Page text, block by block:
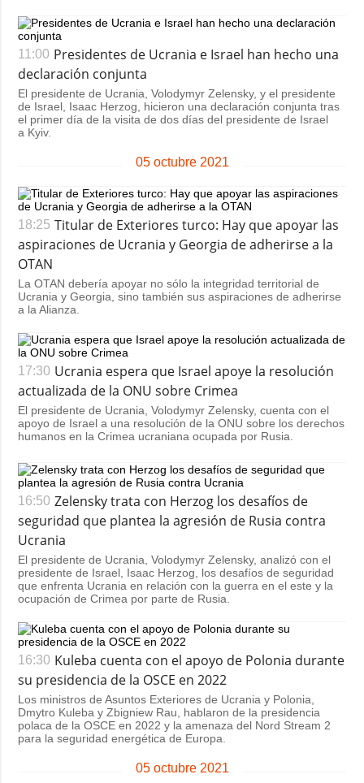
11:00 Presidentes de Ucrania e Israel han hecho una
declaración conjunta
El presidente de Ucrania, Volodymyr Zelensky, y el presidente
de Israel, Isaac Herzog, hicieron una declaración conjunta tras
el primer día de la visita de dos días del presidente de Israel
a Kyiv.
05 octubre 2021
18:25 Titular de Exteriores turco: Hay que apoyar las
aspiraciones de Ucrania y Georgia de adherirse a la
OTAN
La OTAN debería apoyar no sólo la integridad territorial de
Ucrania y Georgia, sino también sus aspiraciones de adherirse
a la Alianza.
17:30 Ucrania espera que Israel apoye la resolución
actualizada de la ONU sobre Crimea
El presidente de Ucrania, Volodymyr Zelensky, cuenta con el
apoyo de Israel a una resolución de la ONU sobre los derechos
humanos en la Crimea ucraniana ocupada por Rusia.
16:50 Zelensky trata con Herzog los desafíos de
seguridad que plantea la agresión de Rusia contra
Ucrania
El presidente de Ucrania, Volodymyr Zelensky, analizó con el
presidente de Israel, Isaac Herzog, los desafíos de seguridad
que enfrenta Ucrania en relación con la guerra en el este y la
ocupación de Crimea por parte de Rusia.
16:30 Kuleba cuenta con el apoyo de Polonia durante
su presidencia de la OSCE en 2022
Los ministros de Asuntos Exteriores de Ucrania y Polonia,
Dmytro Kuleba y Zbigniew Rau, hablaron de la presidencia
polaca de la OSCE en 2022 y la amenaza del Nord Stream 2
para la seguridad energética de Europa.
05 octubre 2021